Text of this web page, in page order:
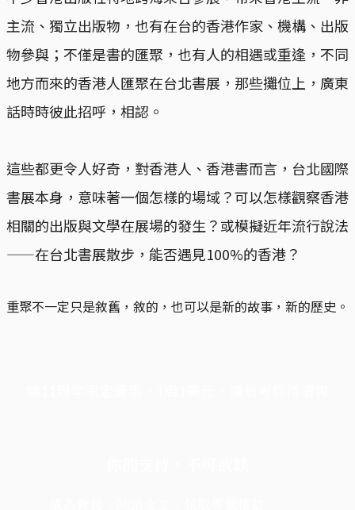
主流、獨立出版物，也有在台的香港作家、機構、出版
物參與；不僅是書的匯聚，也有人的相遇或重逢，不同
地方而來的香港人匯聚在台北書展，那些攤位上，廣東
話時時彼此招呼，相認。
這些都更令人好奇，對香港人、香港書而言，台北國際
書展本身，意味著一個怎樣的場域？可以怎樣觀察香港
相關的出版與文學在展場的發生？或模擬近年流行說法
——在台北書展散步，能否遇見100%的香港？
重聚不一定只是敘舊，敘的，也可以是新的故事，新的歷史。